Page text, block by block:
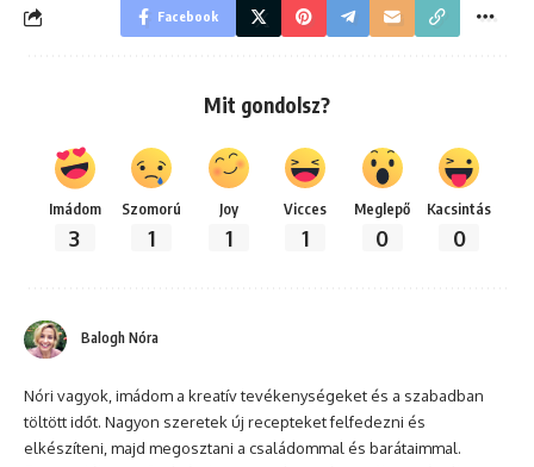
Facebook
Mit gondolsz?
Imádom
3
Szomorú
1
Joy
1
Vicces
1
Meglepő
0
Kacsintás
0
Balogh Nóra
Nóri vagyok, imádom a kreatív tevékenységeket és a szabadban
töltött időt. Nagyon szeretek új recepteket felfedezni és
elkészíteni, majd megosztani a családommal és barátaimmal.